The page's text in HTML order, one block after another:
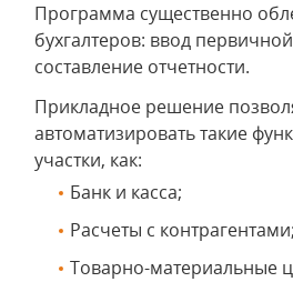
Программа существенно
бухгалтеров: ввод
составление отчетности.
Прикладное решение
автоматизировать такие
участки, как:
Банк и касса;
Расчеты с контрагентами;
Товарно-материальные